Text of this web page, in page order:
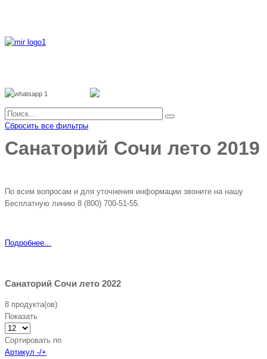
Сбросить все фильтры
Санаторий Сочи лето 2019
По всем вопросам и для уточнения информации звоните на нашу
Бесплатную линию 8 (800) 700-51-55.
Подробнее...
Санаторий Сочи лето 2022
8 продукта(ов)
Показать
Сортировать по
Артикул -/+